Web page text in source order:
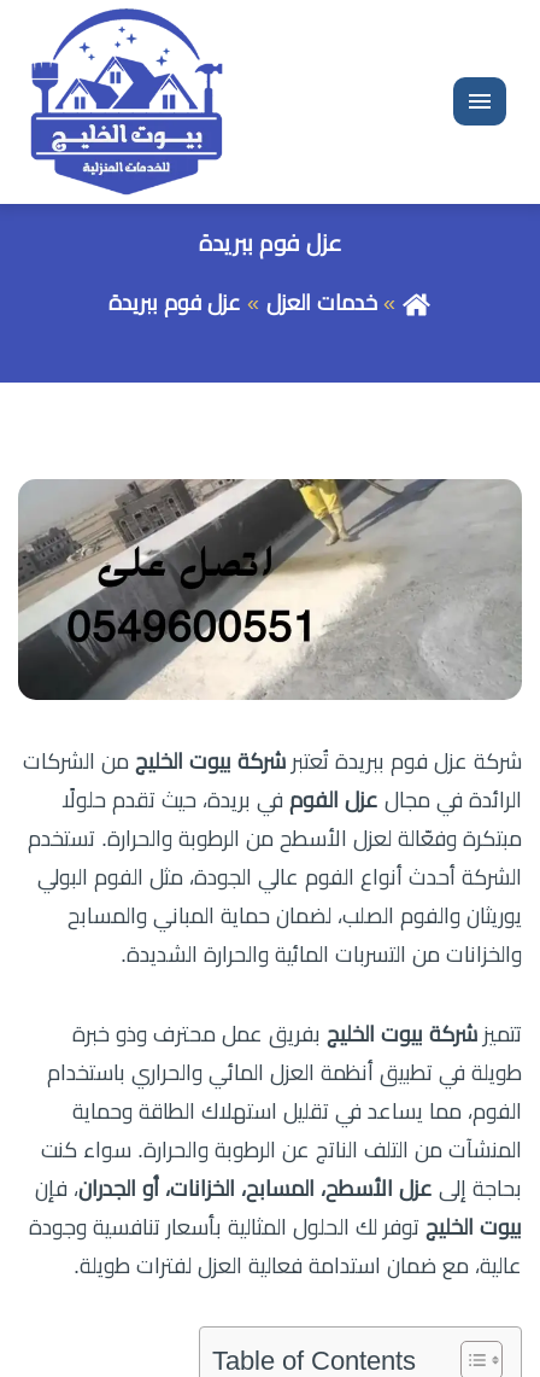
القائمة
عزل فوم ببريدة
خدمات العزل عزل فوم ببريدة
شركة عزل فوم ببريدة تُعتبر شركة بيوت الخليج من الشركات
الرائدة في مجال عزل الفوم في بريدة، حيث تقدم حلولًا
مبتكرة وفعّالة لعزل الأسطح من الرطوبة والحرارة. تستخدم
الشركة أحدث أنواع الفوم عالي الجودة، مثل الفوم البولي
يوريثان والفوم الصلب، لضمان حماية المباني والمسابح
والخزانات من التسربات المائية والحرارة الشديدة.
تتميز شركة بيوت الخليج بفريق عمل محترف وذو خبرة
طويلة في تطبيق أنظمة العزل المائي والحراري باستخدام
الفوم، مما يساعد في تقليل استهلاك الطاقة وحماية
المنشآت من التلف الناتج عن الرطوبة والحرارة. سواء كنت
بحاجة إلى عزل الأسطح، المسابح، الخزانات، أو الجدران، فإن
بيوت الخليج توفر لك الحلول المثالية بأسعار تنافسية وجودة
عالية، مع ضمان استدامة فعالية العزل لفترات طويلة.
Table of Contents